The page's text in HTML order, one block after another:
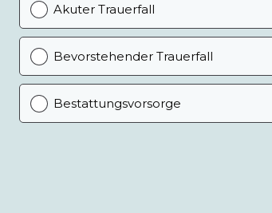
Akuter Trauerfall
Bevorstehender Trauerfall
Bestattungsvorsorge